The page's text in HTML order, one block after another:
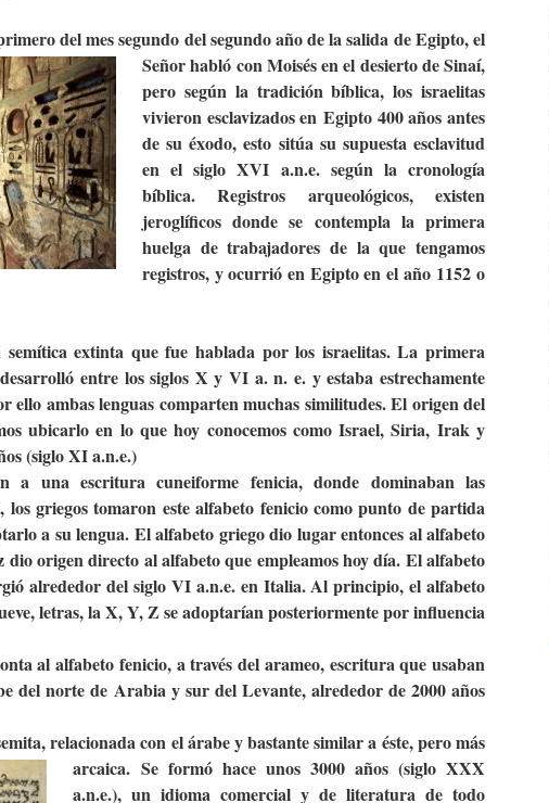
del mes segundo del segundo año de lasalida de Egipto, el
Señor habló con Moisés en el desierto de Sinaí,
pero según la tradición bíblica, los israelitas
vivieron esclavizados en Egipto 400 años antes
de su éxodo, esto sitúa su supuesta esclavitud
en el siglo XVI a.n.e. según la cronología
bíblica. Registros arqueológicos, existen
jeroglíficos donde se contempla la primera
huelga de trabajadores de la que tengamos
registros, y ocurrió en Egipto en el año 1152 o
extinta que fue hablada por los israelitas. La primera
entre los siglos X y VI a. n. e. y estaba estrechamente
ello ambas lenguas comparten muchas similitudes. El origen del
ubicarlo en lo que hoy conocemos como Israel, Siria, Irak y
(siglo XI a.n.e.)
a una escritura cuneiforme fenicia, donde dominaban las
los griegos tomaron este alfabeto fenicio como punto de partida
a su lengua. El alfabeto griego dio lugar entonces al alfabeto
dio origen directo al alfabeto que empleamos hoy día. El alfabeto
alrededor del siglo VI a.n.e. en Italia. Al principio, el alfabeto
letras, la X, Y, Z se adoptarían posteriormente por influencia
al alfabeto fenicio, a través del arameo, escritura que usaban
del norte de Arabia y sur del Levante, alrededor de 2000 años
relacionada con el árabe y bastante similara éste, pero más
arcaica. Se formó hace unos 3000 años (siglo XXX
a.n.e.), un idioma comercial y de literatura de todo